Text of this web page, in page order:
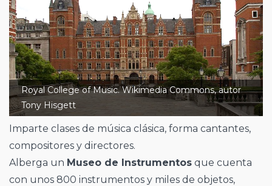
Royal College of Music. Wikimedia Commons, autor
Tony Hisgett
Imparte clases de música clásica, forma cantantes,
compositores y directores.
Alberga un Museo de Instrumentos que cuenta
con unos 800 instrumentos y miles de objetos,